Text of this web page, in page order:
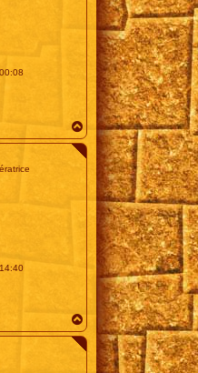
a
u
a
u